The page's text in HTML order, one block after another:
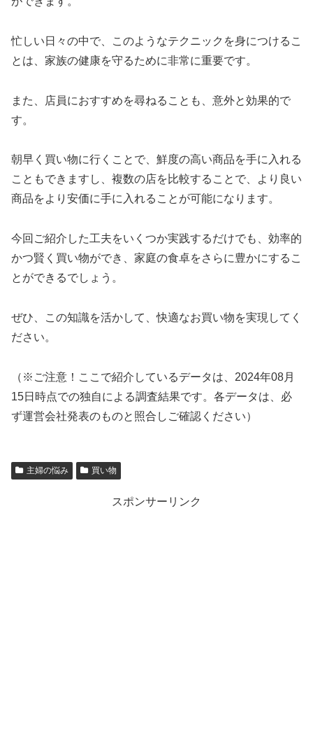
忙しい日々の中で、このようなテクニックを身につけるこ
とは、家族の健康を守るために非常に重要です。
また、店員におすすめを尋ねることも、意外と効果的で
す。
朝早く買い物に行くことで、鮮度の高い商品を手に入れる
こともできますし、複数の店を比較することで、より良い
商品をより安価に手に入れることが可能になります。
今回ご紹介した工夫をいくつか実践するだけでも、効率的
かつ賢く買い物ができ、家庭の食卓をさらに豊かにするこ
とができるでしょう。
ぜひ、この知識を活かして、快適なお買い物を実現してく
ださい。
（※ご注意！ここで紹介しているデータは、2024年08月
15日時点での独自による調査結果です。各データは、必
ず運営会社発表のものと照合しご確認ください）
主婦の悩み 買い物
スポンサーリンク